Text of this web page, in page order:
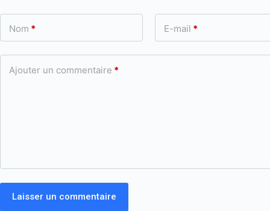
Nom * E-mail *
Ajouter un commentaire *
Laisser un commentaire